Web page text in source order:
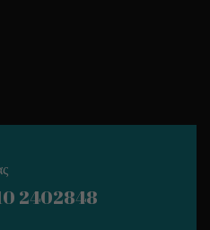
2402848